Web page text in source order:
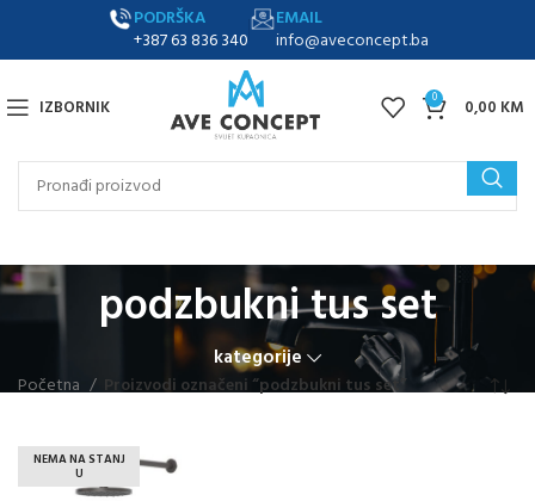
PODRŠKA
+387 63 836 340
EMAIL
info@aveconcept.ba
IZBORNIK 0 0,00 KM
podzbukni tus set
kategorije
Početna Proizvodi označeni “podzbukni tus set”
NEMA NA STANJ
U